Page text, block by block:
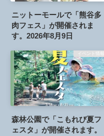
ニットーモールで「熊谷多
肉フェス」が開催されま
す。2026年8月9日
イベント情報
森林公園で「こもれび夏フ
ェスタ」が開催されます。